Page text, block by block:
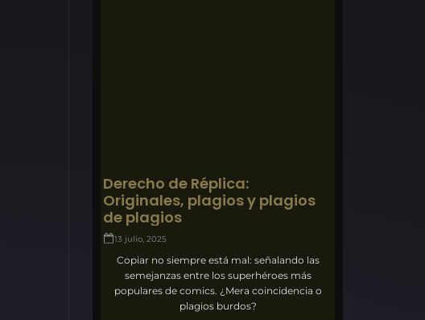
Derecho de Réplica:
Originales, plagios y plagios
de plagios
13 julio, 2025
Copiar no siempre está mal: señalando las
semejanzas entre los superhéroes más
populares de comics. ¿Mera coincidencia o
plagios burdos?